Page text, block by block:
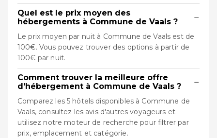
Quel est le prix moyen des
hébergements à Commune de Vaals ?
−
Le prix moyen par nuit à Commune de Vaals est de
100€. Vous pouvez trouver des options à partir de
100€ par nuit.
Comment trouver la meilleure offre
d'hébergement à Commune de Vaals ?
−
Comparez les 5 hôtels disponibles à Commune de
Vaals, consultez les avis d'autres voyageurs et
utilisez notre moteur de recherche pour filtrer par
prix, emplacement et catégorie.